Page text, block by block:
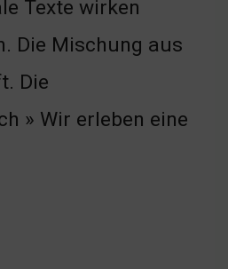
Texte wirken
Die Mischung aus
Die
» Wir erleben eine